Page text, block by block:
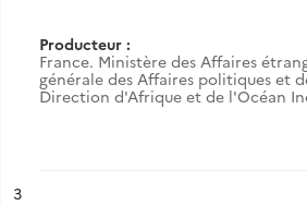
Producteur :
France. Ministère des Affaires
générale des Affaires politiques et
Direction d'Afrique et de l'Océan
n°
3